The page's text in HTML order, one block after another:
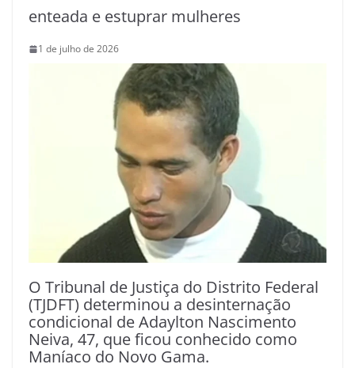
enteada e estuprar mulheres
1 de julho de 2026
O Tribunal de Justiça do Distrito Federal
(TJDFT) determinou a desinternação
condicional de Adaylton Nascimento
Neiva, 47, que ficou conhecido como
Maníaco do Novo Gama.